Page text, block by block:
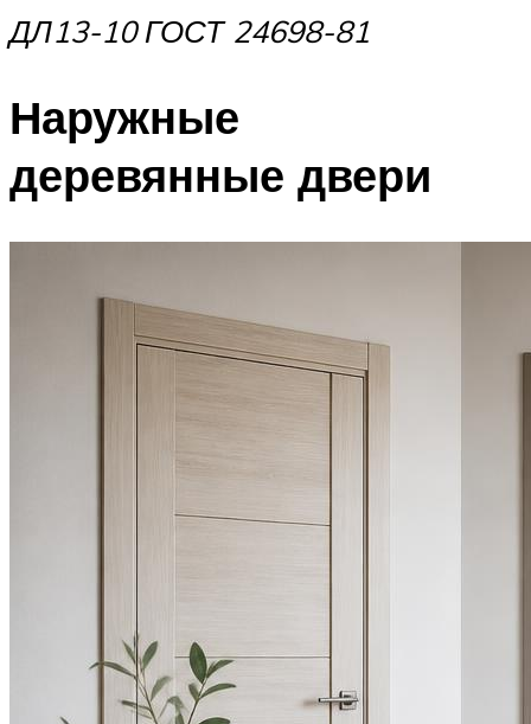
ДЛ13-10 ГОСТ 24698-81
Наружные
деревянные двери